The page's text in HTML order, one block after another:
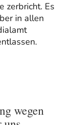
zerbricht. Es
in allen
wegen